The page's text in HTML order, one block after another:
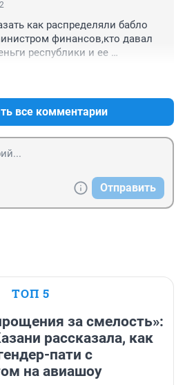
как распределяли бабло
финансов,кто давал
республики и ее
и прокурор уже не
Форбс из Татарстана
все комментарии
Отправить
ТОП 5
за смелость»:
рассказала, как
пати с
на авиашоу